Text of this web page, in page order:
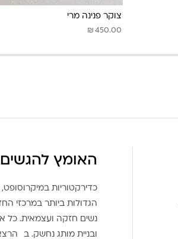
צוקר פנינה מרי
₪ 450.00
האומץ
כדירקטוריות
הגדולות ביותר במרכזי
נשים חזקה ועצמאית. כל
ובניית מותג נחשק. ב